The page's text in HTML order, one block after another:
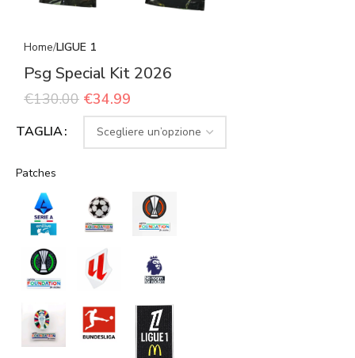
Home LIGUE 1
Psg Special Kit 2026
€130.00 €34.99
TAGLIA
Patches